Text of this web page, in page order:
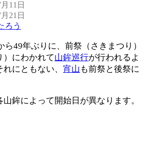
11日
21日
ろう
ら49年ぶりに、前祭（さきまつり）
）にわかれて山鉾巡行が行われるよ
にともない、 宵山 も前祭と後祭に
鉾によって開始日が異なります。